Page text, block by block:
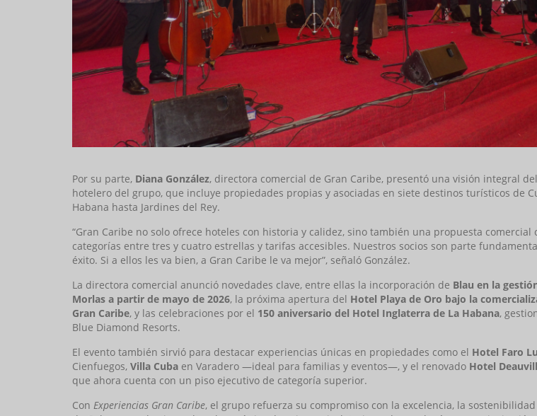
Por su parte, Diana González, directora comercial de Gran Caribe, presentó una visión integral
hotelero del grupo, que incluye propiedades propias y asociadas en siete destinos turísticos de
Habana hasta Jardines del Rey.
“Gran Caribe no solo ofrece hoteles con historia y calidez, sino también una propuesta comercial
categorías entre tres y cuatro estrellas y tarifas accesibles. Nuestros socios son parte
éxito. Si a ellos les va bien, a Gran Caribe le va mejor”, señaló González.
La directora comercial anunció novedades clave, entre ellas la incorporación de Blau en la
Morlas a partir de mayo de 2026, la próxima apertura del Hotel Playa de Oro bajo la
Gran Caribe, y las celebraciones por el 150 aniversario del Hotel Inglaterra de La Habana,
Blue Diamond Resorts.
El evento también sirvió para destacar experiencias únicas en propiedades como el Hotel Faro
Cienfuegos, Villa Cuba en Varadero —ideal para familias y eventos—, y el renovado Hotel
que ahora cuenta con un piso ejecutivo de categoría superior.
Con Experiencias Gran Caribe, el grupo refuerza su compromiso con la excelencia, la